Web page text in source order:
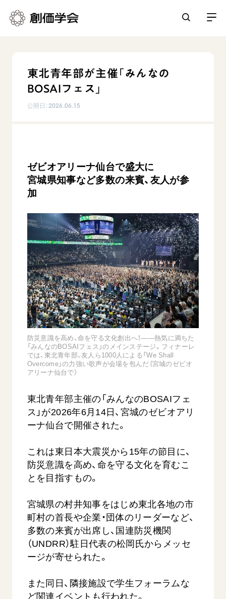
日蓮大聖人の仏法（教学入門）
釈尊～法華経
創価学会の三代会長
初代会長・牧口常三郎先生
第2代会長・戸田城聖先生
第3代会長・池田大作先生
日常の活動
仏法を学ぶ
仏法を語る
主な行事
年間の活動について
彼岸
核兵器の廃絶に向け連帯を拡大
「人権文化」「ジェンダー平等」を促進
「持続可能な開発目標（SDGs）」の取り組み
人道支援
展示活動
教育本部の活動
図書贈呈
各国ウェブサイト
世界の創価学会の歴史
基本情報
創価学会 会則
創価学会 社会憲章
組織・機構
会長・理事長・各部長の紹介
沿革
略年表
入会について
関連団体
道府県中心会館
会員サポート
座談会御書ｅ講義
小説『新・人間革命』『人間革命』要旨
御書検索［新版］
関連リンク
創価学会総本部
墓地公園・納骨堂
聖教電子版
聖教ブックストア
soka youth media
Soka Gakkai グローバルサイト
SGIピースサイト
ご意見
ご利用にあたって
SOKA PICKS すべて見る
【被爆証言】母子で受け継ぐ「ナガサキの
心」 長崎県 吉岡加…
SDGs 平和 動画
東北青年部が主催「みんなの
BOSAIフェス」
公開日：2026.06.15
ゼビオアリーナ仙台で盛大に
宮城県知事など多数の来賓、友人が参
加
防災意識を高め、命を守る文化創出へ！――熱気に満ちた
「みんなのBOSAIフェス」のメインステージ。フィナーレ
では、東北青年部、友人ら1000人による「We Shall
Overcome」の力強い歌声が会場を包んだ（宮城のゼビオ
アリーナ仙台で）
東北青年部主催の「みんなのBOSAIフェ
ス」が2026年6月14日、宮城のゼビオアリ
ーナ仙台で開催された。
これは東日本大震災から15年の節目に、
防災意識を高め、命を守る文化を育むこ
とを目指すもの。
宮城県の村井知事をはじめ東北各地の市
町村の首長や企業・団体のリーダーなど、
多数の来賓が出席し、国連防災機関
（UNDRR）駐日代表の松岡氏からメッセ
ージが寄せられた。
また同日、隣接施設で学生フォーラムな
ど関連イベントも行われた。